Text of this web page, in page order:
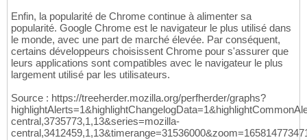
Enfin, la popularité de Chrome continue à alimenter sa
popularité. Google Chrome est le navigateur le plus utilisé dans
le monde, avec une part de marché élevée. Par conséquent,
certains développeurs choisissent Chrome pour s'assurer que
leurs applications sont compatibles avec le navigateur le plus
largement utilisé par les utilisateurs.
Source : https://treeherder.mozilla.org/perfherder/graphs?
central,3735773,1,13&series=mozilla-